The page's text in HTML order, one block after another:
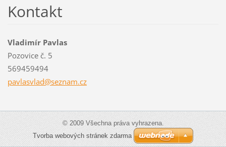
Kontakt
Vladimír Pavlas
Pozovice č. 5
569459494
pavlasvlad@seznam.cz
© 2009 Všechna práva vyhrazena.
Tvorba webových stránek zdarma